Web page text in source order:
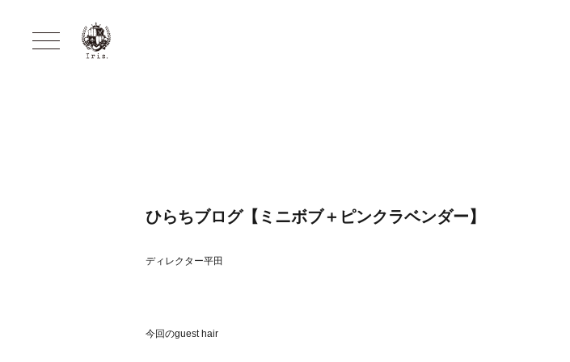
ひらちブログ【ミニボブ＋ピンクラベンダー】
ディレクター平田
今回のguest hair